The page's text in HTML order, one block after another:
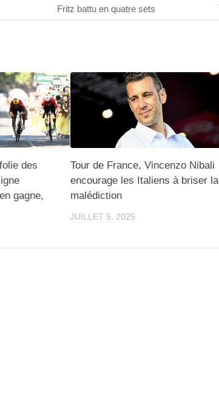
Fritz battu en quatre sets
des
gagne,
Tour de France, Vincenzo Nibali
encourage les Italiens à briser la
malédiction
JUILLET 5, 2025